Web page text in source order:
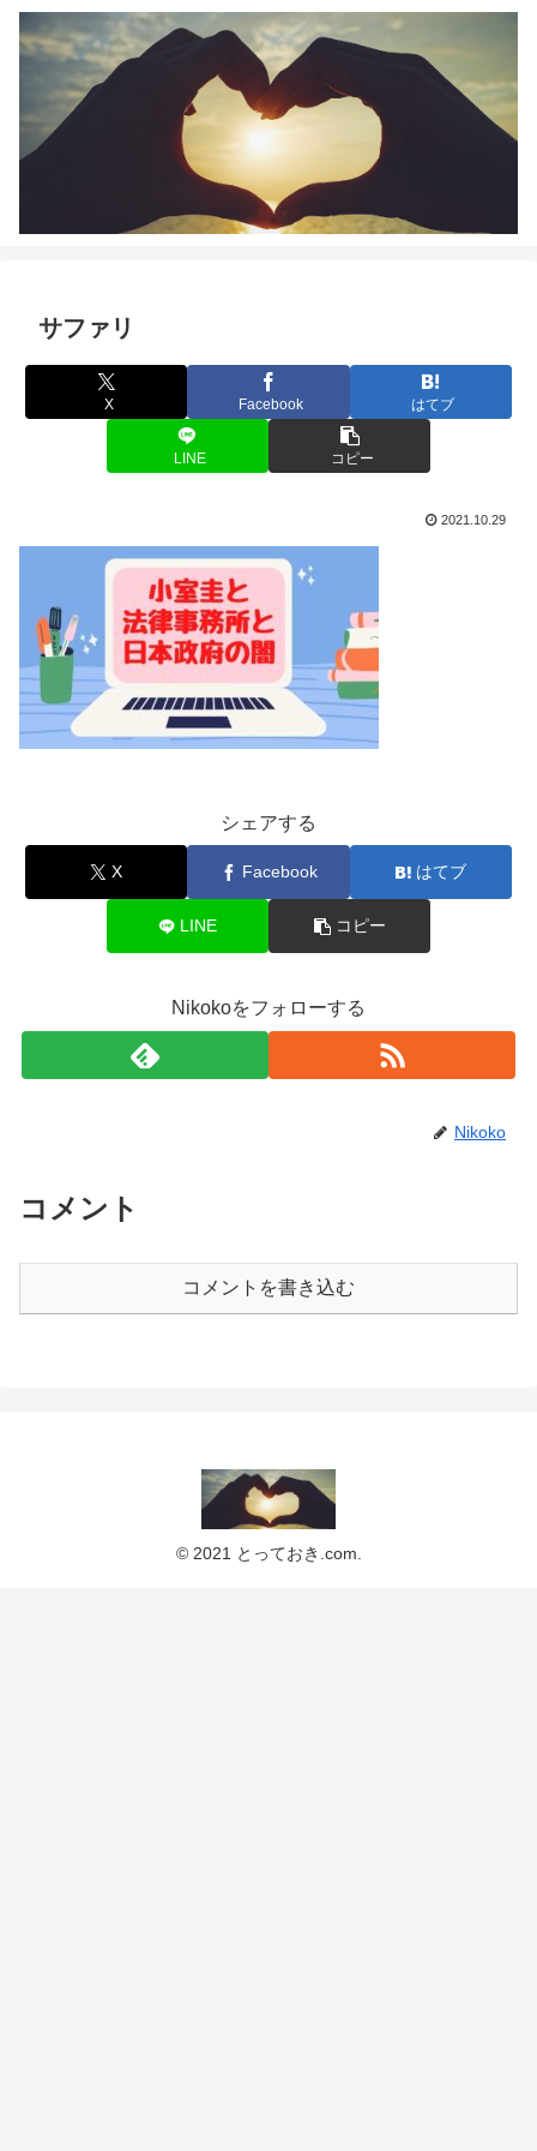
サファリ
X Facebook はてブ
LINE コピー
2021.10.29
シェアする
X Facebook はてブ
LINE コピー
Nikokoをフォローする
Nikoko
コメント
コメントを書き込む
© 2021 とっておき.com.